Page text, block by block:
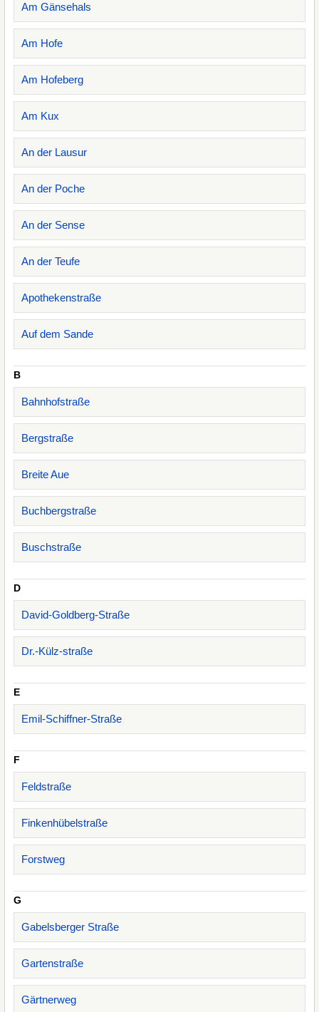
Am Gänsehals
Am Hofe
Am Hofeberg
Am Kux
An der Lausur
An der Poche
An der Sense
An der Teufe
Apothekenstraße
Auf dem Sande
B
Bahnhofstraße
Bergstraße
Breite Aue
Buchbergstraße
Buschstraße
D
David-Goldberg-Straße
Dr.-Külz-straße
E
Emil-Schiffner-Straße
F
Feldstraße
Finkenhübelstraße
Forstweg
G
Gabelsberger Straße
Gartenstraße
Gärtnerweg